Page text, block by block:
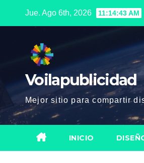
Jue. Ago 6th, 2026 11:14:45 AM
Voilapublicidad
Mejor sitio para compartir
INICIO